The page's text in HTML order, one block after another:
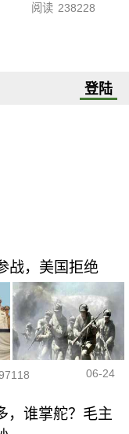
阅读 238228
登陆
战，美国拒绝
06-24
，谁掌舵？毛主